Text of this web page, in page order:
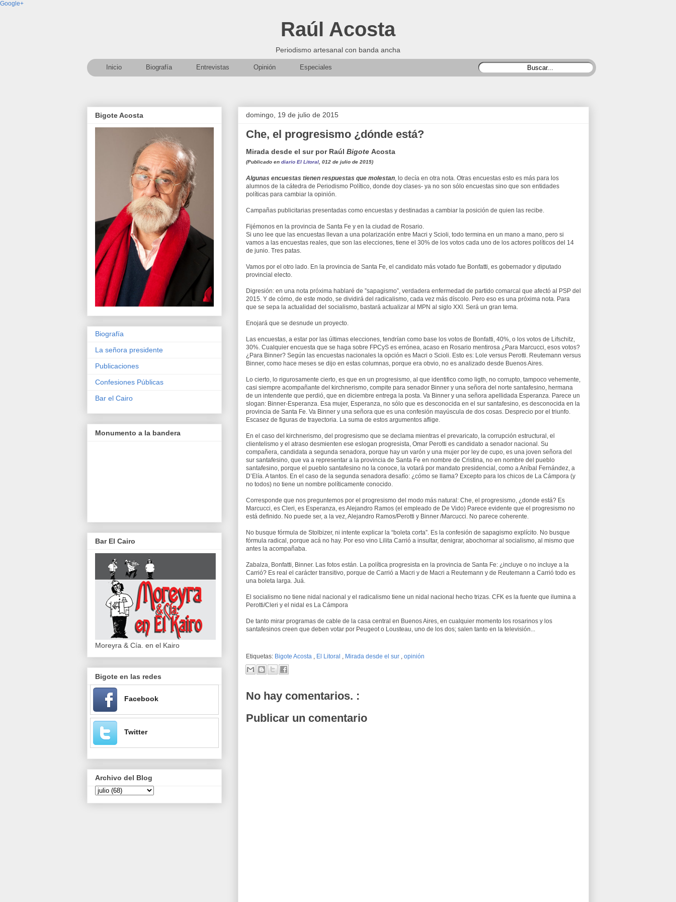
Google+
Raúl Acosta
Periodismo artesanal con banda ancha
Inicio Biografía Entrevistas Opinión Especiales
domingo, 19 de julio de 2015
Che, el progresismo ¿dónde está?
Mirada desde el sur por Raúl Bigote Acosta
(Publicado en diario El Litoral , 012 de julio de 2015)
Algunas encuestas tienen respuestas que molestan, lo decía en otra nota. Otras encuestas esto es más para los
alumnos de la cátedra de Periodismo Político, donde doy clases- ya no son sólo encuestas sino que son entidades
políticas para cambiar la opinión.
Campañas publicitarias presentadas como encuestas y destinadas a cambiar la posición de quien las recibe.
Fijémonos en la provincia de Santa Fe y en la ciudad de Rosario.
Si uno lee que las encuestas llevan a una polarización entre Macri y Scioli, todo termina en un mano a mano, pero si
vamos a las encuestas reales, que son las elecciones, tiene el 30% de los votos cada uno de los actores políticos del 14
de junio. Tres patas.
Vamos por el otro lado. En la provincia de Santa Fe, el candidato más votado fue Bonfatti, es gobernador y diputado
provincial electo.
Digresión: en una nota próxima hablaré de ”sapagismo”, verdadera enfermedad de partido comarcal que afectó al PSP del
2015. Y de cómo, de este modo, se dividirá del radicalismo, cada vez más díscolo. Pero eso es una próxima nota. Para
que se sepa la actualidad del socialismo, bastará actualizar al MPN al siglo XXI. Será un gran tema.
Enojará que se desnude un proyecto.
Las encuestas, a estar por las últimas elecciones, tendrían como base los votos de Bonfatti, 40%, o los votos de Lifschitz,
30%. Cualquier encuesta que se haga sobre FPCyS es errónea, acaso en Rosario mentirosa ¿Para Marcucci, esos votos?
¿Para Binner? Según las encuestas nacionales la opción es Macri o Scioli. Esto es: Lole versus Perotti. Reutemann versus
Binner, como hace meses se dijo en estas columnas, porque era obvio, no es analizado desde Buenos Aires.
Lo cierto, lo rigurosamente cierto, es que en un progresismo, al que identifico como ligth, no corrupto, tampoco vehemente,
casi siempre acompañante del kirchnerismo, compite para senador Binner y una señora del norte santafesino, hermana
de un intendente que perdió, que en diciembre entrega la posta. Va Binner y una señora apellidada Esperanza. Parece un
slogan: Binner-Esperanza. Esa mujer, Esperanza, no sólo que es desconocida en el sur santafesino, es desconocida en la
provincia de Santa Fe. Va Binner y una señora que es una confesión mayúscula de dos cosas. Desprecio por el triunfo.
Escasez de figuras de trayectoria. La suma de estos argumentos aflige.
En el caso del kirchnerismo, del progresismo que se declama mientras el prevaricato, la corrupción estructural, el
clientelismo y el atraso desmienten ese eslogan progresista, Omar Perotti es candidato a senador nacional. Su
compañera, candidata a segunda senadora, porque hay un varón y una mujer por ley de cupo, es una joven señora del
sur santafesino, que va a representar a la provincia de Santa Fe en nombre de Cristina, no en nombre del pueblo
santafesino, porque el pueblo santafesino no la conoce, la votará por mandato presidencial, como a Aníbal Fernández, a
D’Elía. A tantos. En el caso de la segunda senadora desafío: ¿cómo se llama? Excepto para los chicos de La Cámpora (y
no todos) no tiene un nombre políticamente conocido.
Corresponde que nos preguntemos por el progresismo del modo más natural: Che, el progresismo, ¿donde está? Es
Marcucci, es Cleri, es Esperanza, es Alejandro Ramos (el empleado de De Vido) Parece evidente que el progresismo no
está definido. No puede ser, a la vez, Alejandro Ramos/Perotti y Binner /Marcucci. No parece coherente.
No busque fórmula de Stolbizer, ni intente explicar la “boleta corta”. Es la confesión de sapagismo explícito. No busque
fórmula radical, porque acá no hay. Por eso vino Lilita Carrió a insultar, denigrar, abochornar al socialismo, al mismo que
antes la acompañaba.
Zabalza, Bonfatti, Binner. Las fotos están. La política progresista en la provincia de Santa Fe: ¿incluye o no incluye a la
Carrió? Es real el carácter transitivo, porque de Carrió a Macri y de Macri a Reutemann y de Reutemann a Carrió todo es
una boleta larga. Juá.
El socialismo no tiene nidal nacional y el radicalismo tiene un nidal nacional hecho trizas. CFK es la fuente que ilumina a
Perotti/Cleri y el nidal es La Cámpora
De tanto mirar programas de cable de la casa central en Buenos Aires, en cualquier momento los rosarinos y los
santafesinos creen que deben votar por Peugeot o Lousteau, uno de los dos; salen tanto en la televisión...
Etiquetas: Bigote Acosta , El Litoral , Mirada desde el sur , opinión
No hay comentarios. :
Publicar un comentario
Bigote Acosta
Biografía
La señora presidente
Publicaciones
Confesiones Públicas
Bar el Cairo
Monumento a la bandera
Bar El Cairo
Moreyra & Cía. en el Kairo
Bigote en las redes
Facebook
Twitter
Archivo del Blog